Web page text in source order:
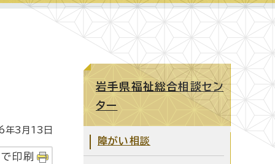
3月13日
印刷
岩手県福祉総合相談セン
ター
障がい相談